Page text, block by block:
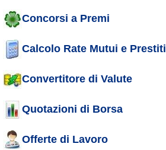
Concorsi a Premi
Calcolo Rate Mutui e Prestiti
Convertitore di Valute
Quotazioni di Borsa
Offerte di Lavoro